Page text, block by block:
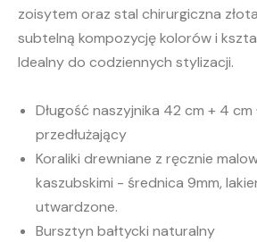
zoisytem oraz stal chirurgiczna
subtelną kompozycję kolorów i
Idealny do codziennych stylizacji.
Długość naszyjnika 42 cm + 4 cm
przedłużający
Koraliki drewniane z ręcznie
kaszubskimi - średnica 9mm,
utwardzone.
Bursztyn bałtycki naturalny